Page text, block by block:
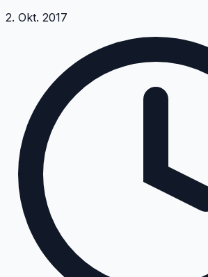
2. Okt. 2017